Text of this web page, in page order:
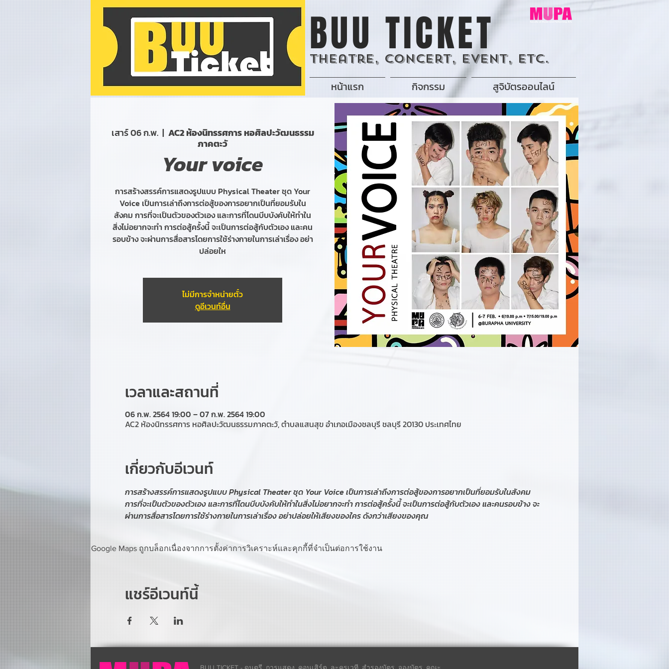
BUU TICKET
Theatre, Concert, Event, Etc.
หน้าแรก กิจกรรม สูจิบัตรออนไลน์
เสาร์ 06 ก.พ.
  |
AC2 ห้องนิทรรศการ หอศิลปะวัฒนธรรม
ภาคตะวั
Your voice
การสร้างสรรค์การแสดงรูปแบบ Physical Theater ชุด Your
Voice เป็นการเล่าถึงการต่อสู้ของการอยากเป็นที่ยอมรับใน
สังคม การที่จะเป็นตัวของตัวเอง และการที่โดนบีบบังคับให้ทำใน
สิ่งไม่อยากจะทำ การต่อสู้ครั้งนี้ จะเป็นการต่อสู้กับตัวเอง และคน
รอบข้าง จะผ่านการสื่อสารโดยการใช้ร่างกายในการเล่าเรื่อง อย่า
ปล่อยให
ไม่มีการจำหน่ายตั๋ว
ดูอีเวนท์อื่น
เวลาและสถานที่
06 ก.พ. 2564 19:00 – 07 ก.พ. 2564 19:00
AC2 ห้องนิทรรศการ หอศิลปะวัฒนธรรมภาคตะวั, ตำบลแสนสุข อำเภอเมืองชลบุรี ชลบุรี 20130 ประเทศไทย
เกี่ยวกับอีเวนท์
การสร้างสรรค์การแสดงรูปแบบ Physical Theater ชุด Your Voice เป็นการเล่าถึงการต่อสู้ของการอยากเป็นที่ยอมรับในสังคม
การที่จะเป็นตัวของตัวเอง และการที่โดนบีบบังคับให้ทำในสิ่งไม่อยากจะทำ การต่อสู้ครั้งนี้ จะเป็นการต่อสู้กับตัวเอง และคนรอบข้าง จะ
ผ่านการสื่อสารโดยการใช้ร่างกายในการเล่าเรื่อง อย่าปล่อยให้เสียงของใคร ดังกว่าเสียงของคุณ
Google Maps ถูกบล็อกเนื่องจากการตั้งค่าการวิเคราะห์และคุกกี้ที่จำเป็นต่อการใช้งาน
แชร์อีเวนท์นี้